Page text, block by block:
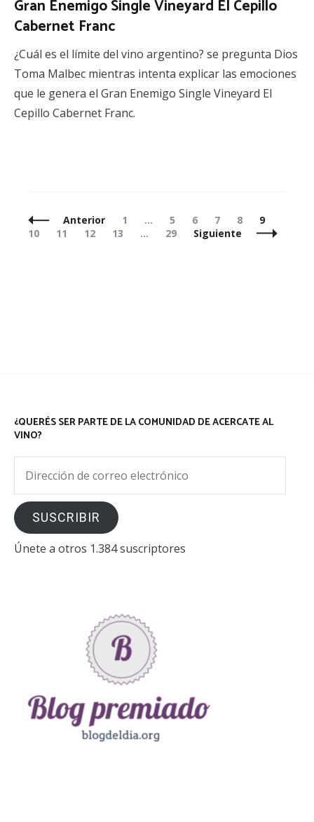
Gran Enemigo Single Vineyard El Cepillo
Cabernet Franc
¿Cuál es el límite del vino argentino? se pregunta Dios
Toma Malbec mientras intenta explicar las emociones
que le genera el Gran Enemigo Single Vineyard El
Cepillo Cabernet Franc.
Navegación
de
Anterior Página
1 … Página
5 Página
6 Página
7 Página
8 Página
9
10
Página
11 Página
12 Página
13 … Página
29 Siguiente
¿QUERÉS SER PARTE DE LA COMUNIDAD DE ACERCATE AL
VINO?
correo
electrónico
SUSCRIBIR
Únete a otros 1.384 suscriptores